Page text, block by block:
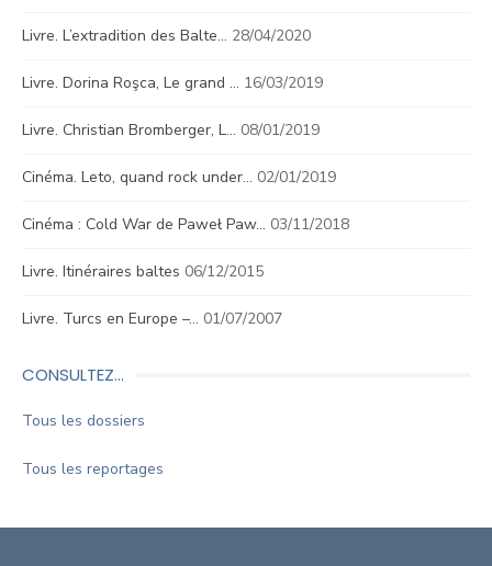
Livre. L’extradition des Balte… 28/04/2020
Livre. Dorina Roşca, Le grand … 16/03/2019
Livre. Christian Bromberger, L… 08/01/2019
Cinéma. Leto, quand rock under… 02/01/2019
Cinéma : Cold War de Paweł Paw… 03/11/2018
Livre. Itinéraires baltes 06/12/2015
Livre. Turcs en Europe –… 01/07/2007
CONSULTEZ…
Tous les dossiers
Tous les reportages